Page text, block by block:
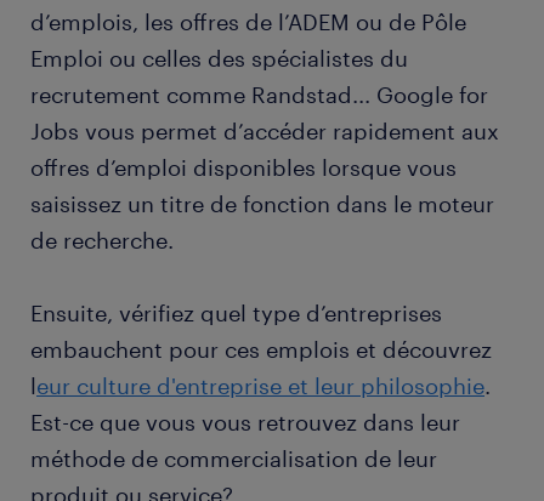
d’emplois, les offres de l’ADEM ou de Pôle
Emploi ou celles des spécialistes du
recrutement comme Randstad... Google for
Jobs vous permet d’accéder rapidement aux
offres d’emploi disponibles lorsque vous
saisissez un titre de fonction dans le moteur
de recherche.
Ensuite, vérifiez quel type d’entreprises
embauchent pour ces emplois et découvrez
leur culture d'entreprise et leur philosophie.
Est-ce que vous vous retrouvez dans leur
méthode de commercialisation de leur
produit ou service?